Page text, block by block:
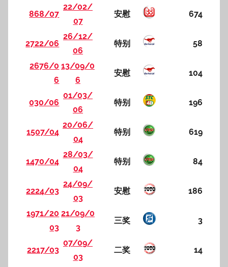
868/07
22/02/
07
安慰 674
2722/06
26/12/
06
特别 58
2676/0
6
13/09/0
6
安慰 104
030/06
01/03/
06
特别 196
1507/04
20/06/
04
特别 619
1470/04
28/03/
04
特别 84
2224/03
24/09/
03
安慰 186
1971/20
03
21/09/0
3
三奖 3
2217/03
07/09/
03
二奖 14